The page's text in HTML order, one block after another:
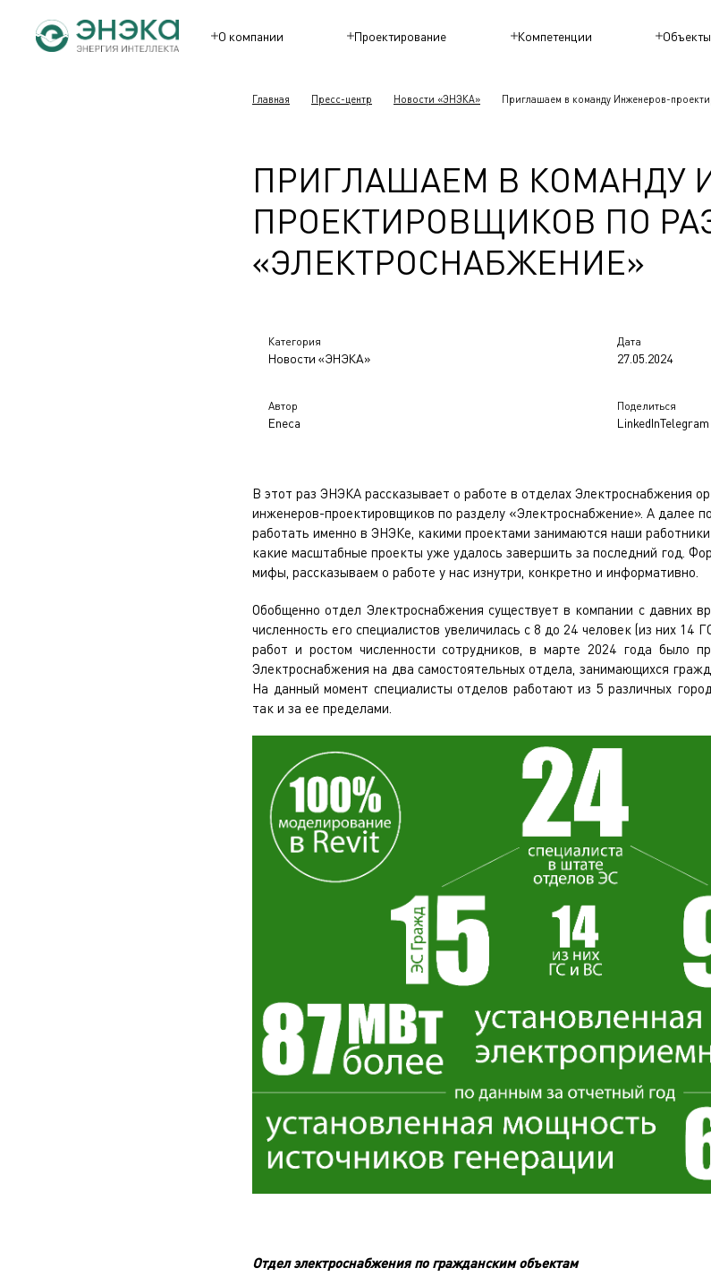
О компании Проектирование Компетенции Объекты
Главная Пресс-центр Новости «ЭНЭКА» Приглашаем в команду Инженеров-
ПРИГЛАШАЕМ В КОМАНДУ
ПРОЕКТИРОВЩИКОВ ПО
«ЭЛЕКТРОСНАБЖЕНИЕ»
Категория
Новости «ЭНЭКА»
Дата
27.05.2024
Автор
Eneca
Поделиться
LinkedInTelegram
В этот раз ЭНЭКА рассказывает о работе в отделах Электроснабжения
инженеров-проектировщиков по разделу «Электроснабжение». А далее
работать именно в ЭНЭКе, какими проектами занимаются наши
какие масштабные проекты уже удалось завершить за последний год.
мифы, рассказываем о работе у нас изнутри, конкретно и информативно.
Обобщенно отдел Электроснабжения существует в компании с давних
численность его специалистов увеличилась с 8 до 24 человек (из них 14
работ и ростом численности сотрудников, в марте 2024 года было
Электроснабжения на два самостоятельных отдела, занимающихся
На данный момент специалисты отделов работают из 5 различных
так и за ее пределами.
Отдел электроснабжения по гражданским объектам